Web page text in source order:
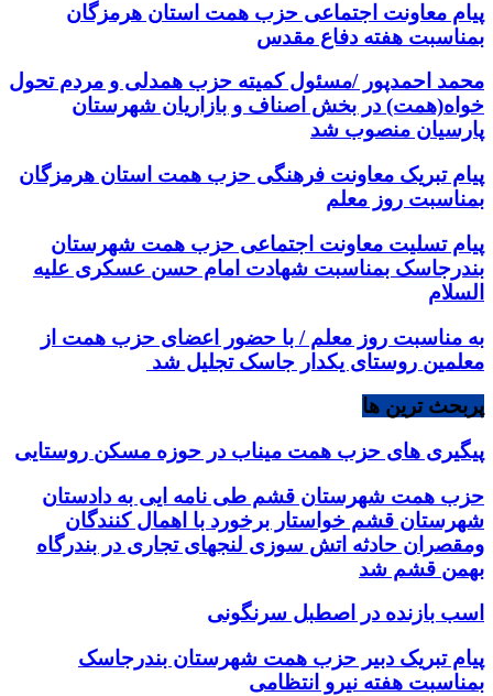
پیام معاونت اجتماعی حزب همت استان هرمزگان
بمناسبت هفته دفاع مقدس
محمد احمدپور /مسئول کمیته حزب همدلی و مردم تحول
خواه(همت) در بخش اصناف و بازاریان شهرستان
پارسیان منصوب شد
پیام تبریک معاونت فرهنگی حزب همت استان هرمزگان
بمناسبت روز معلم
پیام تسلیت معاونت اجتماعی حزب همت شهرستان
بندرجاسک بمناسبت شهادت امام حسن عسکری علیه
السلام
به مناسبت روز معلم / با حضور اعضای حزب همت از
معلمین روستای یکدار جاسک تجلیل شد
پربحث ترین ها
پیگیری های حزب همت میناب در حوزه مسکن روستایی
حزب همت شهرستان قشم طی نامه ایی به دادستان
شهرستان قشم خواستار برخورد با اهمال کنندگان
ومقصران حادثه اتش سوزی لنجهای تجاری در بندرگاه
بهمن قشم شد
اسب بازنده در اصطبل سرنگونی
پیام تبریک دبیر حزب همت شهرستان بندرجاسک
بمناسبت هفته نیرو انتظامی